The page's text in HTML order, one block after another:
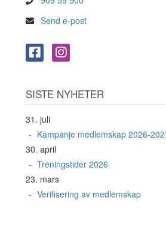
Send e-post
SISTE NYHETER
31. juli
Kampanje medlemskap 2026-
30. april
Treningstider 2026
23. mars
Verifisering av medlemskap